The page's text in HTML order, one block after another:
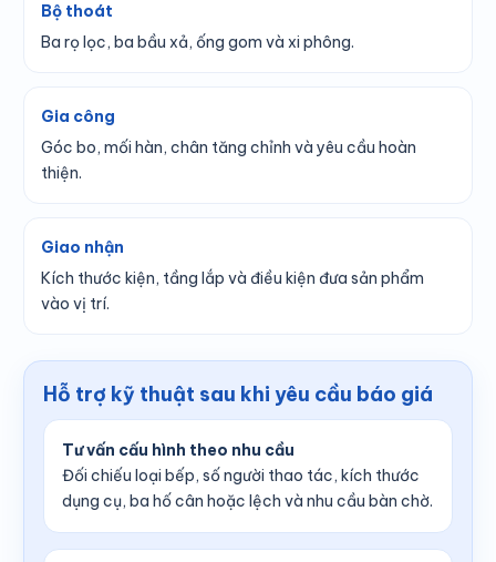
Bộ thoát
Ba rọ lọc, ba bầu xả, ống gom và xi phông.
Gia công
Góc bo, mối hàn, chân tăng chỉnh và yêu cầu hoàn
thiện.
Giao nhận
Kích thước kiện, tầng lắp và điều kiện đưa sản phẩm
vào vị trí.
Hỗ trợ kỹ thuật sau khi yêu cầu báo giá
Tư vấn cấu hình theo nhu cầu
Đối chiếu loại bếp, số người thao tác, kích thước
dụng cụ, ba hố cân hoặc lệch và nhu cầu bàn chờ.